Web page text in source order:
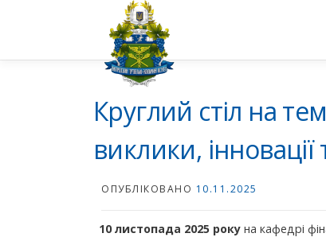
Круглий стіл на
виклики,
ОПУБЛІКОВАНО 10.11.2025
10 листопада 2025 року на кафедрі